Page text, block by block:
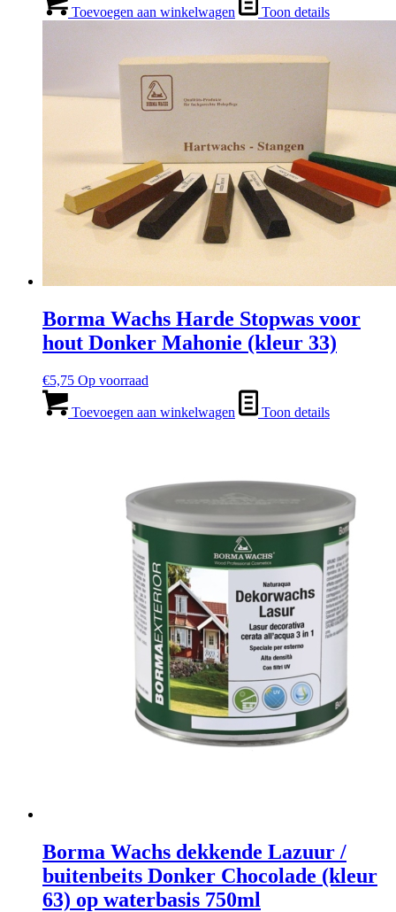
Toevoegen aan winkelwagen Toon details
Borma Wachs Harde Stopwas voor
hout Donker Mahonie (kleur 33)
€5,75 Op voorraad
Toevoegen aan winkelwagen Toon details
Borma Wachs dekkende Lazuur /
buitenbeits Donker Chocolade (kleur
63) op waterbasis 750ml